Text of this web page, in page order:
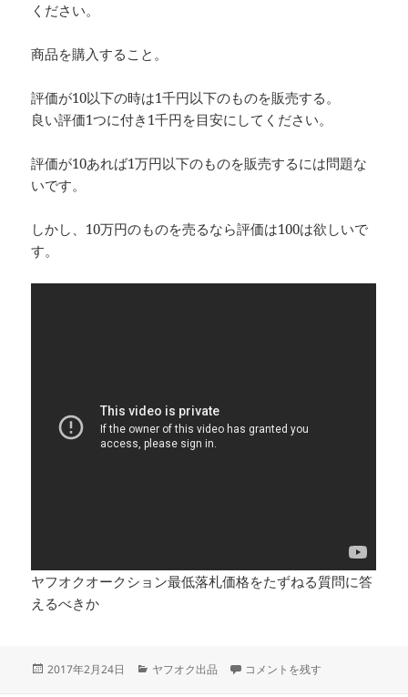
ください。
商品を購入すること。
評価が10以下の時は1千円以下のものを販売する。
良い評価1つに付き1千円を目安にしてください。
評価が10あれば1万円以下のものを販売するには問題な
いです。
しかし、10万円のものを売るなら評価は100は欲しいで
す。
ヤフオクオークション最低落札価格をたずねる質問に答
えるべきか
投
2017年2月24日
カ
ヤフオク出品 ヤフオク価格設定のコツできる
コメントを残す